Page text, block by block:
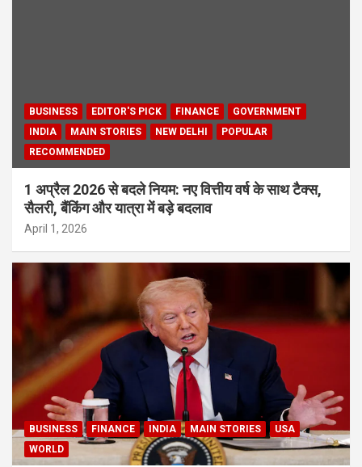
BUSINESS EDITOR'S PICK FINANCE
GOVERNMENT
INDIA
MAIN STORIES NEW DELHI
POPULAR
RECOMMENDED
1 अप्रैल 2026 से बदले नियम: नए वित्तीय वर्ष के साथ टैक्स,
सैलरी, बैंकिंग और यात्रा में बड़े बदलाव
April 1, 2026
BUSINESS FINANCE INDIA MAIN STORIES
USA
WORLD